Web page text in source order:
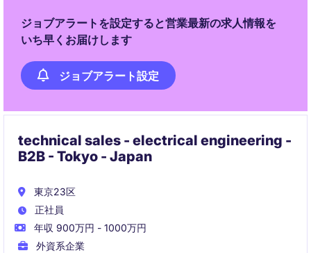
ジョブアラートを設定すると営業最新の求人情報を
いち早くお届けします
ジョブアラート設定
technical sales - electrical engineering -
B2B - Tokyo - Japan
東京23区
正社員
年収 900万円 - 1000万円
外資系企業